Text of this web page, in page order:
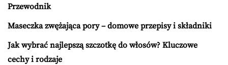
Przewodnik
Maseczka zwężająca pory – domowe przepisy i składniki
Jak wybrać najlepszą szczotkę do włosów? Kluczowe
cechy i rodzaje